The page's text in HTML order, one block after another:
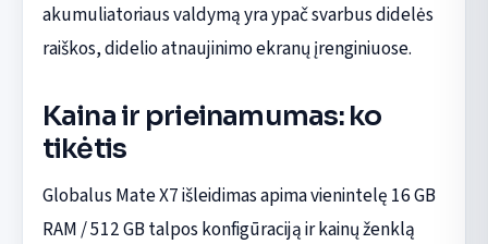
akumuliatoriaus valdymą yra ypač svarbus didelės
raiškos, didelio atnaujinimo ekranų įrenginiuose.
Kaina ir prieinamumas: ko
tikėtis
Globalus Mate X7 išleidimas apima vienintelę 16 GB
RAM / 512 GB talpos konfigūraciją ir kainų ženklą